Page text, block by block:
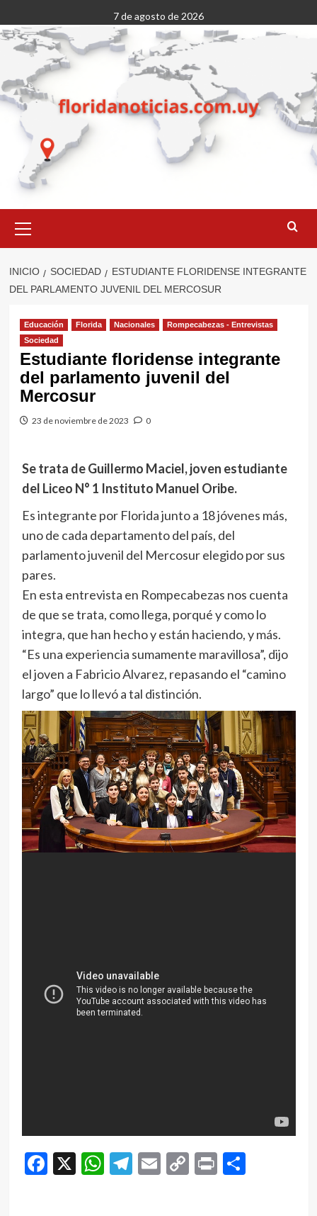
al
contenido
7 de agosto de 2026
primario
INICIO SOCIEDAD
ESTUDIANTE FLORIDENSE INTEGRANTE
DEL PARLAMENTO JUVENIL DEL MERCOSUR
Educación Florida Nacionales
Rompecabezas - Entrevistas
Sociedad
Estudiante floridense integrante
del parlamento juvenil del
Mercosur
23 de noviembre de 2023 0
Se trata de Guillermo Maciel, joven estudiante
del Liceo N° 1 Instituto Manuel Oribe.
Es integrante por Florida junto a 18 jóvenes más,
uno de cada departamento del país, del
parlamento juvenil del Mercosur elegido por sus
pares.
En esta entrevista en Rompecabezas nos cuenta
de que se trata, como llega, porqué y como lo
integra, que han hecho y están haciendo, y más.
“Es una experiencia sumamente maravillosa”, dijo
el joven a Fabricio Alvarez, repasando el “camino
largo” que lo llevó a tal distinción.
Facebook
X WhatsApp
Telegram
EmailCopy
Print